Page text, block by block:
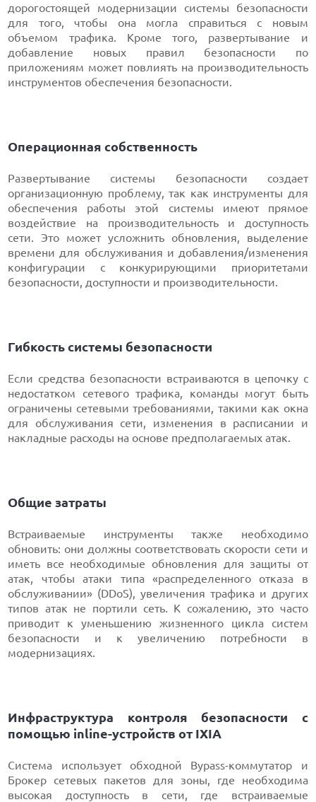
дорогостоящей модернизации системы безопасности
для того, чтобы она могла справиться с новым
объемом трафика. Кроме того, развертывание и
добавление новых правил безопасности по
приложениям может повлиять на производительность
инструментов обеспечения безопасности.
Операционная собственность
Развертывание системы безопасности создает
организационную проблему, так как инструменты для
обеспечения работы этой системы имеют прямое
воздействие на производительность и доступность
сети. Это может усложнить обновления, выделение
времени для обслуживания и добавления/изменения
конфигурации с конкурирующими приоритетами
безопасности, доступности и производительности.
Гибкость системы безопасности
Если средства безопасности встраиваются в цепочку с
недостатком сетевого трафика, команды могут быть
ограничены сетевыми требованиями, такими как окна
для обслуживания сети, изменения в расписании и
накладные расходы на основе предполагаемых атак.
Общие затраты
Встраиваемые инструменты также необходимо
обновить: они должны соответствовать скорости сети и
иметь все необходимые обновления для защиты от
атак, чтобы атаки типа «распределенного отказа в
обслуживании» (DDoS), увеличения трафика и других
типов атак не портили сеть. К сожалению, это часто
приводит к уменьшению жизненного цикла систем
безопасности и к увеличению потребности в
модернизациях.
Инфраструктура контроля безопасности с
помощью inline-устройств от IXIA
Система использует обходной Bypass-коммутатор и
Брокер сетевых пакетов для зоны, где необходима
высокая доступность в сети, где встраиваемые